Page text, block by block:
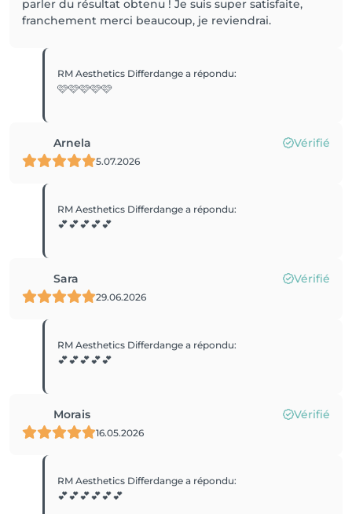
parler du résultat obtenu ! Je suis super satisfaite,
franchement merci beaucoup, je reviendrai.
RM Aesthetics Differdangea répondu:
🩷🩷🩷🩷🩷
Arnela Vérifié
5.07.2026
RM Aesthetics Differdangea répondu:
💕💕💕💕💕
Sara Vérifié
29.06.2026
RM Aesthetics Differdangea répondu:
💕💕💕💕💕
Morais Vérifié
16.05.2026
RM Aesthetics Differdangea répondu:
💕💕💕💕💕💕